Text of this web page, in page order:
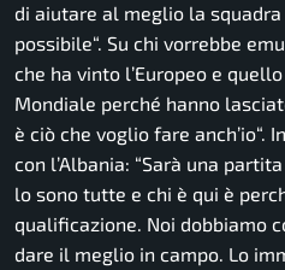
di aiutare al meglio la
possibile“. Su chi vorrebbe
che ha vinto l’Europeo e
Mondiale perché hanno
è ciò che voglio fare anch’io“.
con l’Albania: “Sarà una
lo sono tutte e chi è qui è
qualificazione. Noi dobbiamo
dare il meglio in campo. Lo